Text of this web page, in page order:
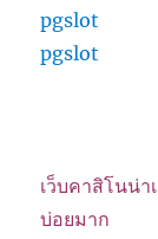
pgslot
pgslot
เว็บคาสิโนน่า
บ่อยมาก